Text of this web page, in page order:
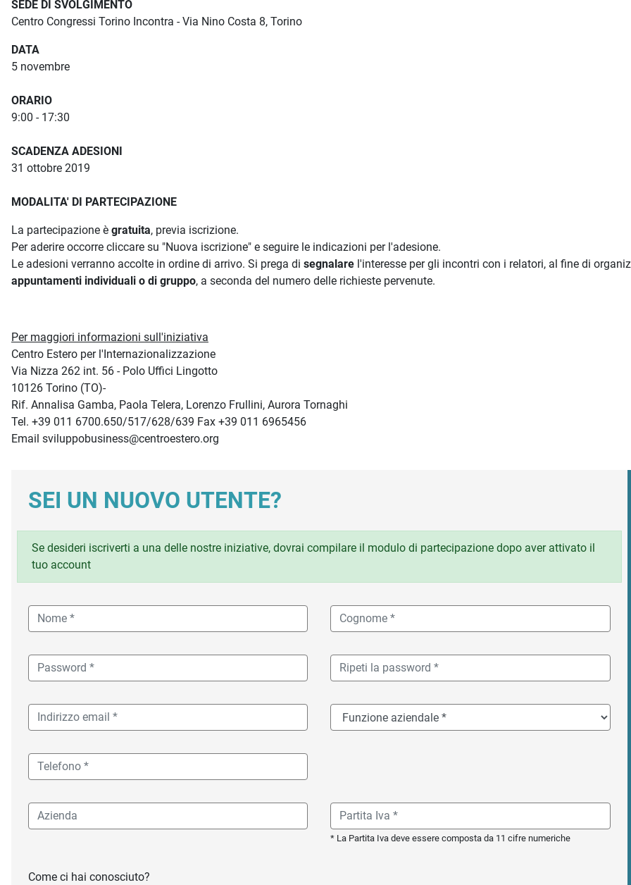
SEDE DI SVOLGIMENTO
Centro Congressi Torino Incontra - Via Nino Costa 8, Torino
DATA
5 novembre
ORARIO
9:00 - 17:30
SCADENZA ADESIONI
31 ottobre 2019
MODALITA' DI PARTECIPAZIONE
La partecipazione è gratuita, previa iscrizione.
Per aderire occorre cliccare su "Nuova iscrizione" e seguire le indicazioni per l'adesione.
Le adesioni verranno accolte in ordine di arrivo. Si prega di segnalare l'interesse per gli incontri con i relatori, al fine di
appuntamenti individuali o di gruppo, a seconda del numero delle richieste pervenute.
Per maggiori informazioni sull'iniziativa
Centro Estero per l'Internazionalizzazione
Via Nizza 262 int. 56 - Polo Uffici Lingotto
10126 Torino (TO)-
Rif. Annalisa Gamba, Paola Telera, Lorenzo Frullini, Aurora Tornaghi
Tel. +39 011 6700.650/517/628/639 Fax +39 011 6965456
Email sviluppobusiness@centroestero.org
SEI UN NUOVO UTENTE?
Se desideri iscriverti a una delle nostre iniziative, dovrai compilare il modulo di partecipazione dopo aver attivato il
tuo account
* La Partita Iva deve essere composta da 11 cifre numeriche
Come ci hai conosciuto?